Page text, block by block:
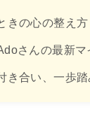
きの心の整え方
さんの最新マ
き合い、一歩